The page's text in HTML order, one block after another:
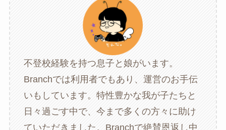
不登校経験を持つ息子と娘がいます。
Branchでは利用者でもあり、運営のお手伝
いもしています。特性豊かな我が子たちと
日々過ごす中で、今まで多くの方々に助け
ていただきました。Branchで絶賛恩返し中